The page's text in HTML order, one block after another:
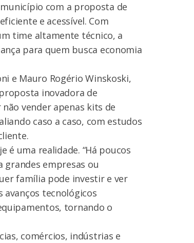
com a proposta de
e acessível. Com
time altamente técnico, a
para quem busca economia
e Mauro Rogério Winskoski,
inovadora de
vender apenas kits de
caso a caso, com estudos
é uma realidade. “Há poucos
grandes empresas ou
família pode investir e ver
avanços tecnológicos
tornando o
comércios, indústrias e